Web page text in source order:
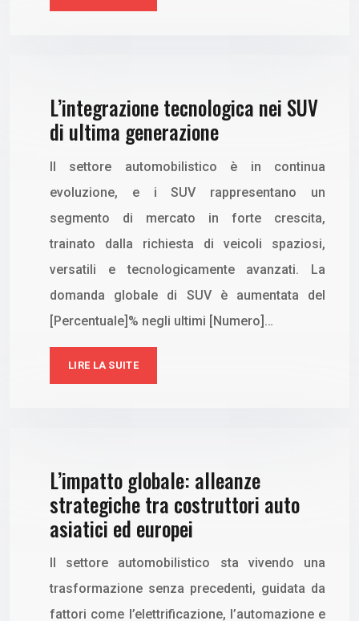
L’integrazione tecnologica nei SUV
di ultima generazione
Il settore automobilistico è in continua
evoluzione, e i SUV rappresentano un
segmento di mercato in forte crescita,
trainato dalla richiesta di veicoli spaziosi,
versatili e tecnologicamente avanzati. La
domanda globale di SUV è aumentata del
[Percentuale]% negli ultimi [Numero]…
LIRE LA SUITE
L’impatto globale: alleanze
strategiche tra costruttori auto
asiatici ed europei
Il settore automobilistico sta vivendo una
trasformazione senza precedenti, guidata da
fattori come l’elettrificazione, l’automazione e